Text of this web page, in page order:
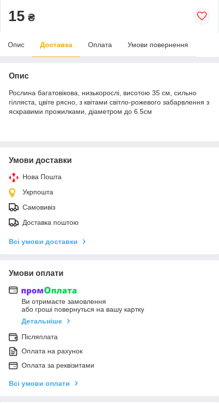
15 ₴
Опис Доставка Оплата Умови повернення
Опис
Рослина багатовікова, низькорослі, висотою 35 см, сильно
гілляста, цвіте рясно, з квітами світло-рожевого забарвлення з
яскравими прожилками, діаметром до 6.5см
Умови доставки
Нова Пошта
Укрпошта
Самовивіз
Доставка поштою
Всі умови доставки
Умови оплати
Ви отримаєте замовлення
або гроші повернуться на вашу картку
Детальніше
Післяплата
Оплата на рахунок
Оплата за реквізитами
Всі умови оплати